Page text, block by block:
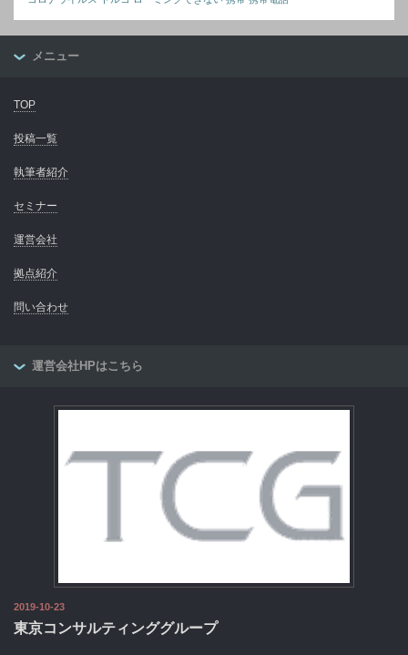
メニュー
TOP
投稿一覧
執筆者紹介
セミナー
運営会社
拠点紹介
問い合わせ
運営会社HPはこちら
2019-10-23
東京コンサルティンググループ